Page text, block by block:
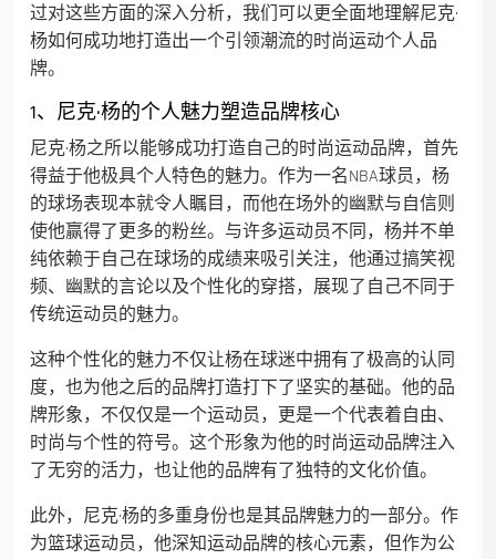
过对这些方面的深入分析，我们可以更全面地理解尼克·
杨如何成功地打造出一个引领潮流的时尚运动个人品
牌。
1、尼克·杨的个人魅力塑造品牌核心
尼克·杨之所以能够成功打造自己的时尚运动品牌，首先
得益于他极具个人特色的魅力。作为一名NBA球员，杨
的球场表现本就令人瞩目，而他在场外的幽默与自信则
使他赢得了更多的粉丝。与许多运动员不同，杨并不单
纯依赖于自己在球场的成绩来吸引关注，他通过搞笑视
频、幽默的言论以及个性化的穿搭，展现了自己不同于
传统运动员的魅力。
这种个性化的魅力不仅让杨在球迷中拥有了极高的认同
度，也为他之后的品牌打造打下了坚实的基础。他的品
牌形象，不仅仅是一个运动员，更是一个代表着自由、
时尚与个性的符号。这个形象为他的时尚运动品牌注入
了无穷的活力，也让他的品牌有了独特的文化价值。
此外，尼克·杨的多重身份也是其品牌魅力的一部分。作
为篮球运动员，他深知运动品牌的核心元素，但作为公